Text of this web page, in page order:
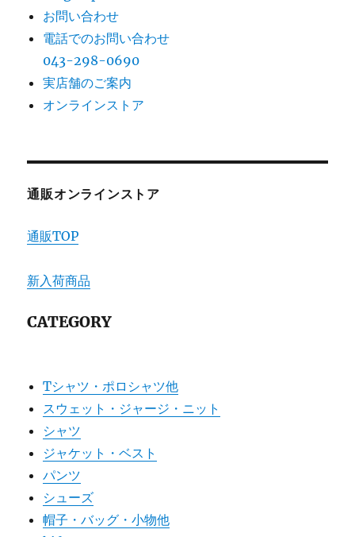
お問い合わせ
電話でのお問い合わせ
043-298-0690
実店舗のご案内
オンラインストア
通販オンラインストア
通販TOP
新入荷商品
CATEGORY
Tシャツ・ポロシャツ他
スウェット・ジャージ・ニット
シャツ
ジャケット・ベスト
パンツ
シューズ
帽子・バッグ・小物他